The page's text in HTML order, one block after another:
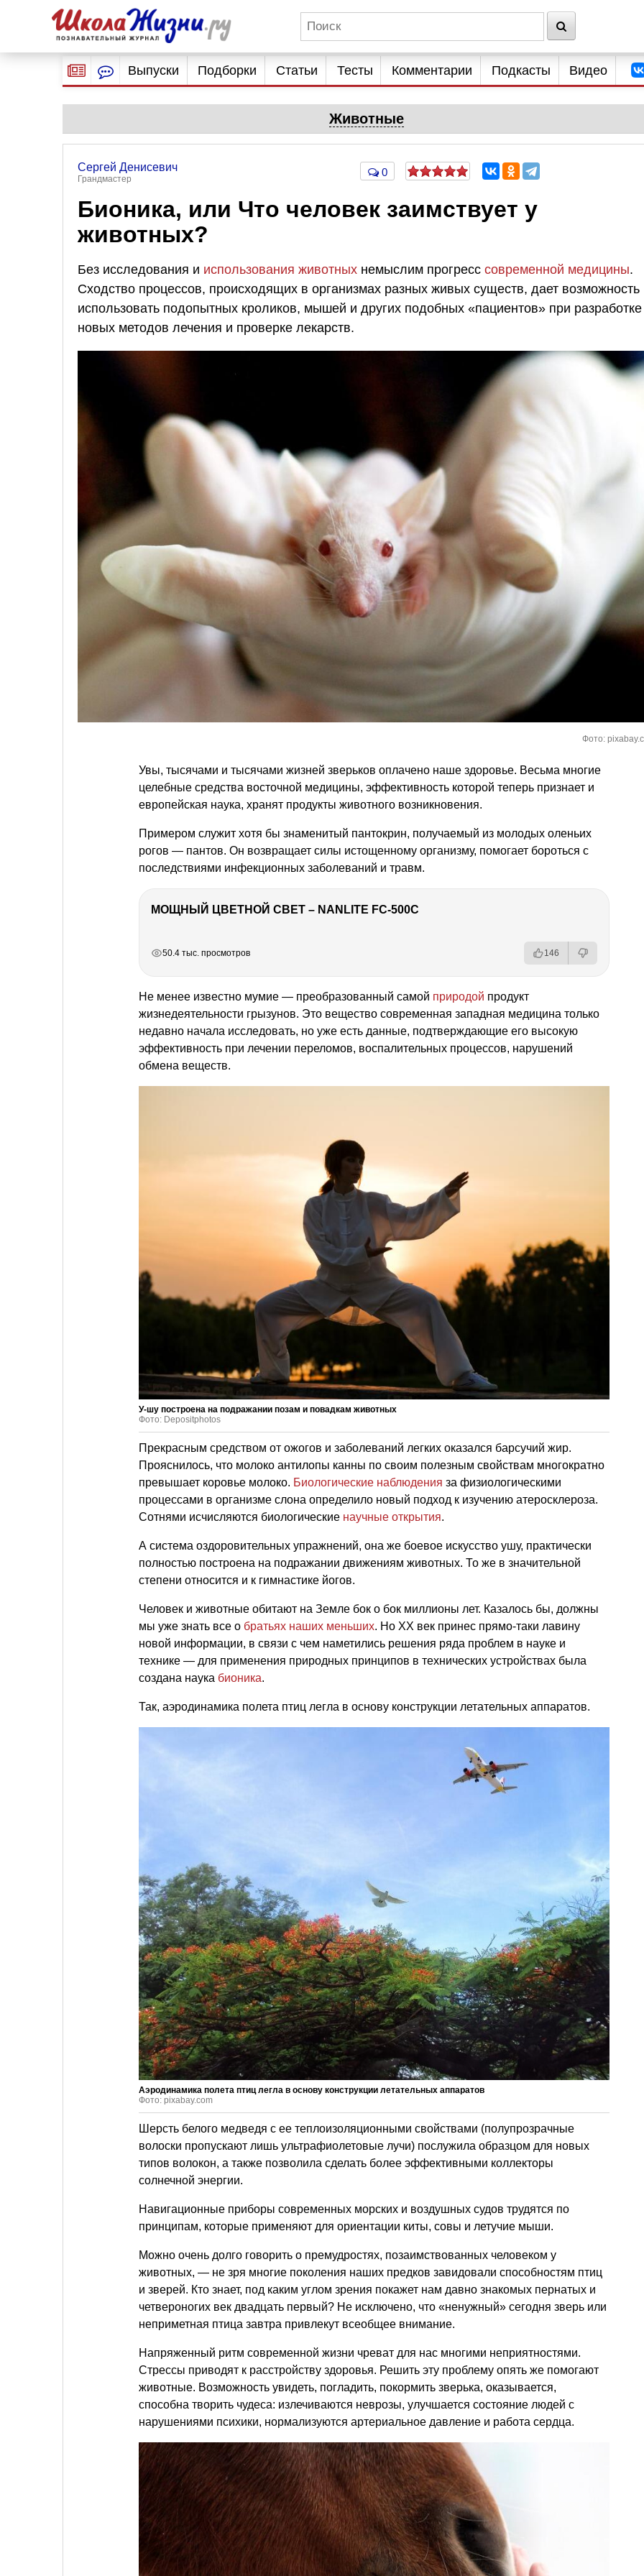
Выпуски Подборки Статьи Тесты Комментарии Подкасты Видео
Животные
Сергей Денисевич
Грандмастер
0
Бионика, или Что человек заимствует у
животных?
Без исследования и использования животных немыслим прогресс современной медицины.
Сходство процессов, происходящих в организмах разных живых существ, дает возможность
использовать подопытных кроликов, мышей и других подобных «пациентов» при разработке
новых методов лечения и проверке лекарств.
Фото:
Увы, тысячами и тысячами жизней зверьков оплачено наше здоровье. Весьма многие
целебные средства восточной медицины, эффективность которой теперь признает и
европейская наука, хранят продукты животного возникновения.
Примером служит хотя бы знаменитый пантокрин, получаемый из молодых оленьих
рогов — пантов. Он возвращает силы истощенному организму, помогает бороться с
последствиями инфекционных заболеваний и травм.
МОЩНЫЙ ЦВЕТНОЙ СВЕТ – NANLITE FC-500C
50.4 тыс. просмотров 146
Не менее известно мумие — преобразованный самой природой продукт
жизнедеятельности грызунов. Это вещество современная западная медицина только
недавно начала исследовать, но уже есть данные, подтверждающие его высокую
эффективность при лечении переломов, воспалительных процессов, нарушений
обмена веществ.
У-шу построена на подражании позам и повадкам животных
Фото: Depositphotos
Прекрасным средством от ожогов и заболеваний легких оказался барсучий жир.
Прояснилось, что молоко антилопы канны по своим полезным свойствам многократно
превышает коровье молоко. Биологические наблюдения за физиологическими
процессами в организме слона определило новый подход к изучению атеросклероза.
Сотнями исчисляются биологические научные открытия.
А система оздоровительных упражнений, она же боевое искусство ушу, практически
полностью построена на подражании движениям животных. То же в значительной
степени относится и к гимнастике йогов.
Человек и животные обитают на Земле бок о бок миллионы лет. Казалось бы, должны
мы уже знать все о братьях наших меньших. Но XX век принес прямо-таки лавину
новой информации, в связи с чем наметились решения ряда проблем в науке и
технике — для применения природных принципов в технических устройствах была
создана наука бионика.
Так, аэродинамика полета птиц легла в основу конструкции летательных аппаратов.
Аэродинамика полета птиц легла в основу конструкции летательных аппаратов
Фото: pixabay.com
Шерсть белого медведя с ее теплоизоляционными свойствами (полупрозрачные
волоски пропускают лишь ультрафиолетовые лучи) послужила образцом для новых
типов волокон, а также позволила сделать более эффективными коллекторы
солнечной энергии.
Навигационные приборы современных морских и воздушных судов трудятся по
принципам, которые применяют для ориентации киты, совы и летучие мыши.
Можно очень долго говорить о премудростях, позаимствованных человеком у
животных, — не зря многие поколения наших предков завидовали способностям птиц
и зверей. Кто знает, под каким углом зрения покажет нам давно знакомых пернатых и
четвероногих век двадцать первый? Не исключено, что «ненужный» сегодня зверь или
неприметная птица завтра привлекут всеобщее внимание.
Напряженный ритм современной жизни чреват для нас многими неприятностями.
Стрессы приводят к расстройству здоровья. Решить эту проблему опять же помогают
животные. Возможность увидеть, погладить, покормить зверька, оказывается,
способна творить чудеса: излечиваются неврозы, улучшается состояние людей с
нарушениями психики, нормализуются артериальное давление и работа сердца.